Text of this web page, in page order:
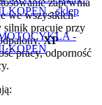
we wszystkich
silnik pracuje przy
XP
pracy, odporność
-